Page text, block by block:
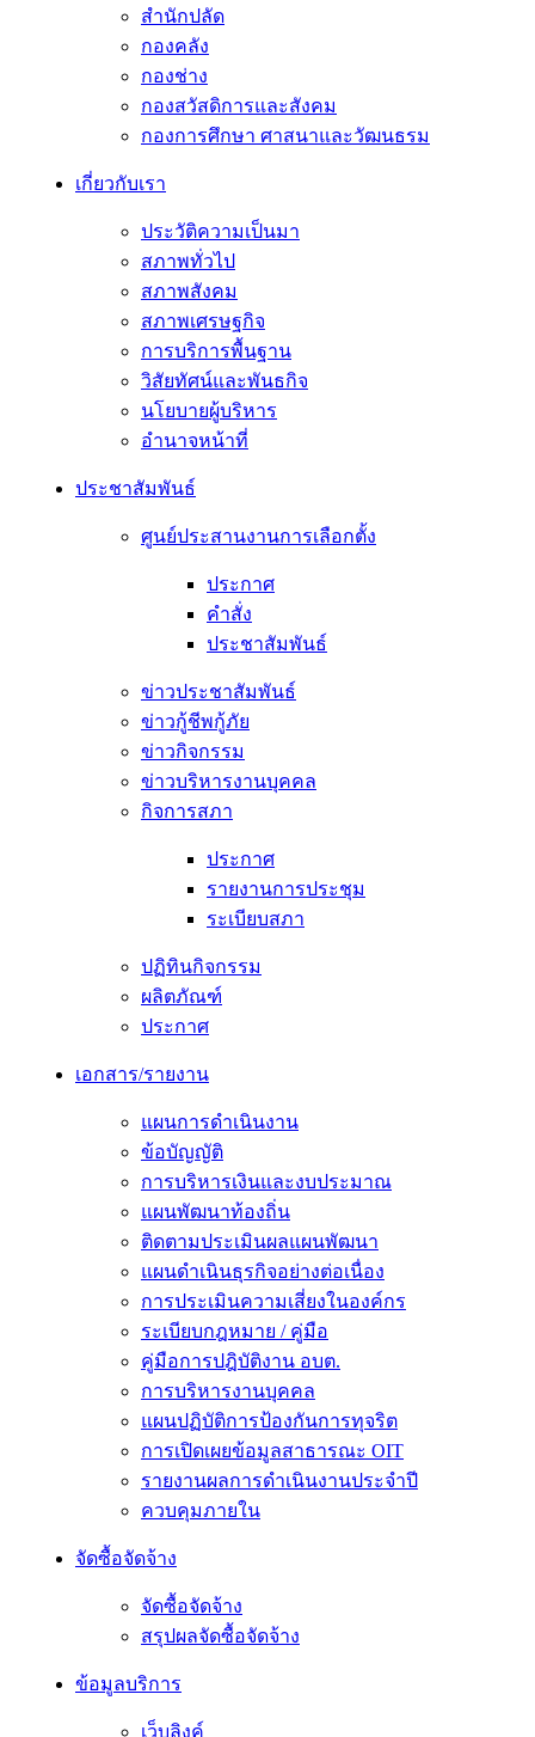
สำนักปลัด
กองคลัง
กองช่าง
กองสวัสดิการและสังคม
กองการศึกษา ศาสนาและวัฒนธรม
เกี่ยวกับเรา
ประวัติความเป็นมา
สภาพทั่วไป
สภาพสังคม
สภาพเศรษฐกิจ
การบริการพื้นฐาน
วิสัยทัศน์และพันธกิจ
นโยบายผู้บริหาร
อํานาจหน้าที่
ประชาสัมพันธ์
ศูนย์ประสานงานการเลือกตั้ง
ประกาศ
คำสั่ง
ประชาสัมพันธ์
ข่าวประชาสัมพันธ์
ข่าวกู้ชีพกู้ภัย
ข่าวกิจกรรม
ข่าวบริหารงานบุคคล
กิจการสภา
ประกาศ
รายงานการประชุม
ระเบียบสภา
ปฏิทินกิจกรรม
ผลิตภัณฑ์
ประกาศ
เอกสาร/รายงาน
แผนการดำเนินงาน
ข้อบัญญัติ
การบริหารเงินและงบประมาณ
แผนพัฒนาท้องถิ่น
ติดตามประเมินผลแผนพัฒนา
แผนดำเนินธุรกิจอย่างต่อเนื่อง
การประเมินความเสี่ยงในองค์กร
ระเบียบกฎหมาย / คู่มือ
คู่มือการปฎิบัติงาน อบต.
การบริหารงานบุคคล
แผนปฏิบัติการป้องกันการทุจริต
การเปิดเผยข้อมูลสาธารณะ OIT
รายงานผลการดำเนินงานประจำปี
ควบคุมภายใน
จัดซื้อจัดจ้าง
จัดซื้อจัดจ้าง
สรุปผลจัดซื้อจัดจ้าง
ข้อมูลบริการ
เว็บลิงค์